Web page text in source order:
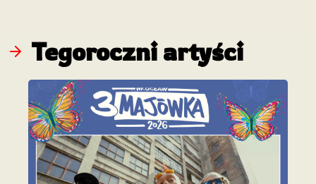
Tegoroczni artyści